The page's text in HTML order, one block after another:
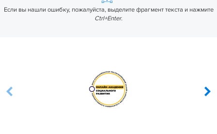
Если вы нашли ошибку, пожалуйста, выделите фрагмент текста и нажмите
Ctrl+Enter.